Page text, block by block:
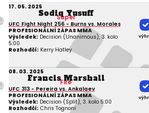
17. 05. 2025
Sodiq Yusuff
Super
UFC Fight Night 256 - Burns vs. Morales
PROFESIONÁLNÍ ZÁPAS MMA
Výsledek: Decision (Unanimous), 3. kolo
5:00
Rozhodčí: Kerry Hatley
08. 03. 2025
Francis Marshall
Fire
UFC 313 - Pereira vs. Ankalaev
PROFESIONÁLNÍ ZÁPAS MMA
Výsledek: Decision (Split), 3. kolo 5:00
Rozhodčí: Chris Tognoni